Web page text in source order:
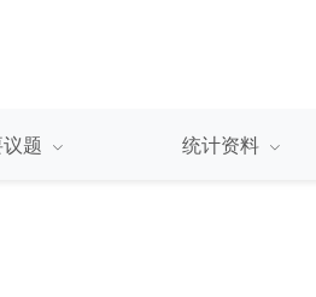
题 统计资料